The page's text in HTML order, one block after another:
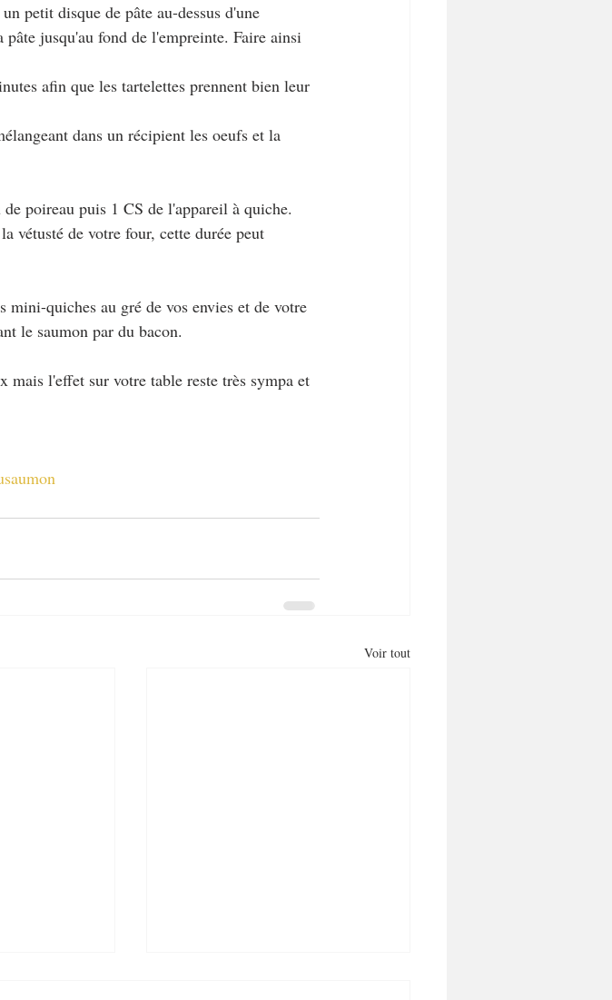
petit disque de pâte au-dessus d'une
jusqu'au fond de l'empreinte. Faire ainsi
afin que les tartelettes prennent bien leur
dans un récipient les oeufs et la
poireau puis 1 CS de l'appareil à quiche.
vétusté de votre four, cette durée peut
mini-quiches au gré de vos envies et de votre
le saumon par du bacon.
mais l'effet sur votre table reste très sympa et
Voir tout